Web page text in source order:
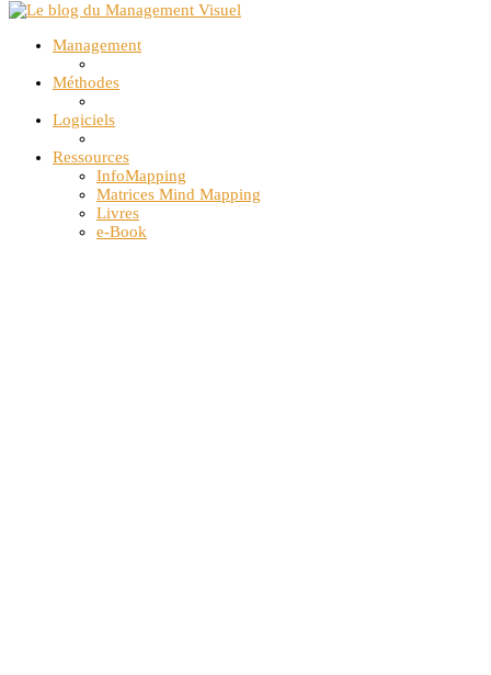
Management
Méthodes
Logiciels
Ressources
InfoMapping
Matrices Mind Mapping
Livres
e-Book